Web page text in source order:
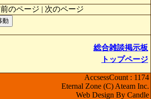
前のページ | 次のページ
総合雑談掲示板
トップページ
AccsessCount : 1174
Eternal Zone (C) Ateam Inc.
Web Design By Candle